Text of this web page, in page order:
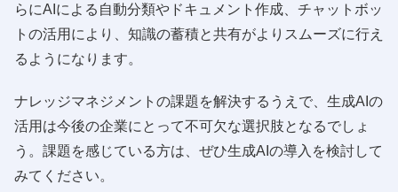
らにAIによる自動分類やドキュメント作成、チャットボッ
トの活用により、知識の蓄積と共有がよりスムーズに行え
るようになります。
ナレッジマネジメントの課題を解決するうえで、生成AIの
活用は今後の企業にとって不可欠な選択肢となるでしょ
う。課題を感じている方は、ぜひ生成AIの導入を検討して
みてください。